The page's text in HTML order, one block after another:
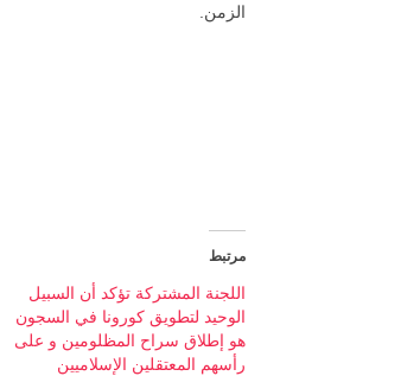
الزمن.
مرتبط
اللجنة المشتركة تؤكد أن السبيل
الوحيد لتطويق كورونا في السجون
هو إطلاق سراح المظلومين و على
رأسهم المعتقلين الإسلاميين